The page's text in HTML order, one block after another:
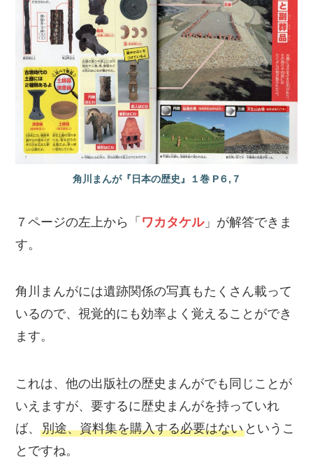
角川まんが『日本の歴史』１巻 P６,７
７ページの左上から「 ワカタケル」が解答できま
す。
角川まんがには遺跡関係の写真もたくさん載って
いるので、視覚的にも効率よく覚えることができ
ます。
これは、他の出版社の歴史まんがでも同じことが
いえますが、要するに歴史まんがを持っていれ
ば、別途、資料集を購入する必要はない というこ
とですね。